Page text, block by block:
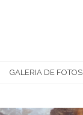
GALERIA DE FOTOS